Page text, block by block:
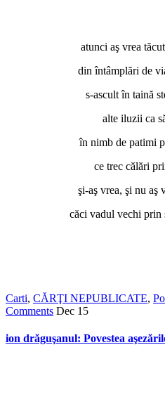
atunci aş vrea
din întâmplări de
s-ascult în taină
alte iluzii ca
în nimb de patimi
ce trec călări
şi-aş vrea, şi nu aş
căci vadul vechi prin
Carti, CĂRŢI NEPUBLICATE,
Comments Dec 15
ion drăguşanul: Povestea